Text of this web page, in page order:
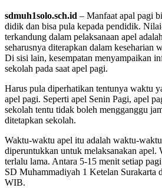
sdmuh1solo.sch.id – Manfaat apal pagi
didik dan bisa pula kepada pendidik.
terkandung dalam pelaksanaan apel
seharusnya diterapkan dalam keseharian
Di sisi lain, kesempatan menyampaikan
sekolah pada saat apel pagi.
Harus pula diperhatikan tentunya waktu
apel pagi. Seperti apel Senin Pagi, apel
sekolah tentu tidak boleh mengganggu
ditetapkan sekolah.
Waktu-waktu apel itu adalah waktu-
diperuntukkan untuk melaksanakan apel.
terlalu lama. Antara 5-15 menit setiap
SD Muhammadiyah 1 Ketelan Surakarta
WIB.